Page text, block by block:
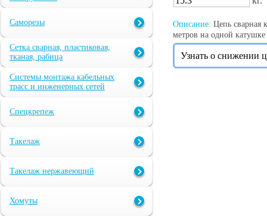
Саморезы
Сетка сварная, пластиковая,
тканая, рабица
Системы монтажа кабельных
трасс и инженерных сетей
Спецкрепеж
Такелаж
Такелаж нержавеющий
Хомуты
Описание: Цепь сварная
метров на одной
Узнать о снижении